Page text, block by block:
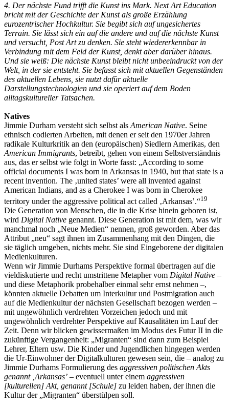
4. Der nächste Fund trifft die Kunst ins Mark. Next Art Education
bricht mit der Geschichte der Kunst als große Erzählung
eurozentrischer Hochkultur. Sie begibt sich auf ungesichertes
Terrain. Sie lässt sich ein auf die andere und auf die nächste Kunst
und versucht, Post Art zu denken. Sie steht wiedererkennbar in
Verbindung mit dem Feld der Kunst, denkt aber darüber hinaus.
Und sie weiß: Die nächste Kunst bleibt nicht unbeeindruckt von der
Welt, in der sie entsteht. Sie befasst sich mit aktuellen Gegenständen
des aktuellen Lebens, sie nutzt dafür aktuelle
Darstellungstechnologien und sie operiert auf dem Boden
alltagskultureller Tatsachen.
Natives
Jimmie Durham versteht sich selbst als American Native. Seine
ethnisch codierten Arbeiten, mit denen er seit den 1970er Jahren
radikale Kulturkritik an den (europäischen) Siedlern Amerikas, den
American Immigrants, betreibt, gehen von einem Selbstverständnis
aus, das er selbst wie folgt in Worte fasst: „According to some
official documents I was born in Arkansas in 1940, but that state is a
recent invention. The ‚united states’ were all invented against
American Indians, and as a Cherokee I was born in Cherokee
territory under the aggressive political act called ‚Arkansas’.“19
Die Generation von Menschen, die in die Krise hinein geboren ist,
wird Digital Native genannt. Diese Generation ist mit dem, was wir
manchmal noch „Neue Medien“ nennen, groß geworden. Aber das
Attribut „neu“ sagt ihnen im Zusammenhang mit den Dingen, die
sie täglich umgeben, nichts mehr. Sie sind Eingeborene der digitalen
Medienkulturen.
Wenn wir Jimmie Durhams Perspektive formal übertragen auf die
vieldiskutierte und recht umstrittene Metapher vom Digital Native –
und diese Metaphorik probehalber einmal sehr ernst nehmen –,
könnten aktuelle Debatten um Interkultur und Postmigration auch
auf die Medienkultur der nächsten Gesellschaft bezogen werden –
mit ungewöhnlich verdrehten Vorzeichen jedoch und mit
ungewöhnlich verdrehter Perspektive auf Kausalitäten im Lauf der
Zeit. Denn wir blicken gewissermaßen im Modus des Futur II in die
zukünftige Vergangenheit: „Migranten“ sind dann zum Beispiel
Lehrer, Eltern usw. Die Kinder und Jugendlichen hingegen werden
die Ur-Einwohner der Digitalkulturen gewesen sein, die – analog zu
Jimmie Durhams Formulierung des aggressiven politischen Akts
genannt ‚Arkansas’ – eventuell unter einem aggressiven
[kulturellen] Akt, genannt [Schule] zu leiden haben, der ihnen die
Kultur der „Migranten“ überstülpen soll.